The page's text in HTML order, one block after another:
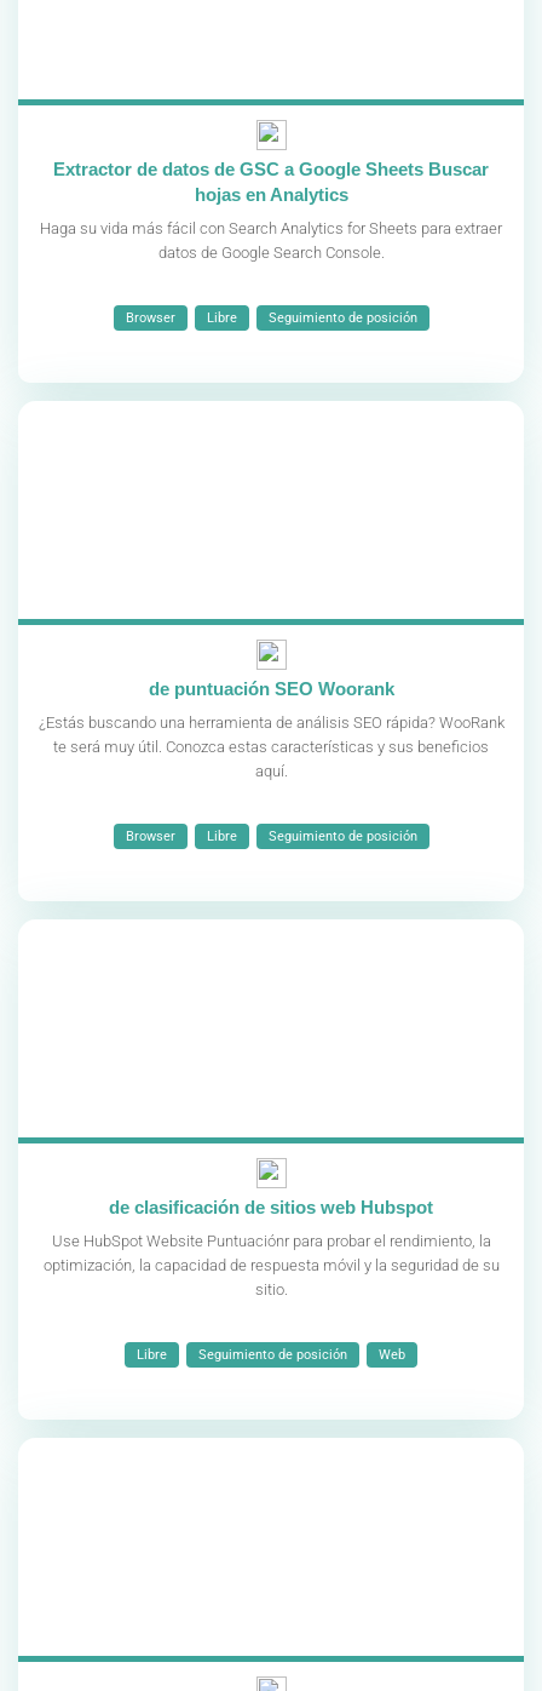
Extractor de datos de GSC a Google Sheets Buscar
hojas en Analytics
Haga su vida más fácil con Search Analytics for Sheets para extraer
datos de Google Search Console.
Browser Libre Seguimiento de posición
de puntuación SEO Woorank
¿Estás buscando una herramienta de análisis SEO rápida? WooRank
te será muy útil. Conozca estas características y sus beneficios
aquí.
Browser Libre Seguimiento de posición
de clasificación de sitios web Hubspot
Use HubSpot Website Puntuaciónr para probar el rendimiento, la
optimización, la capacidad de respuesta móvil y la seguridad de su
sitio.
Libre Seguimiento de posición Web